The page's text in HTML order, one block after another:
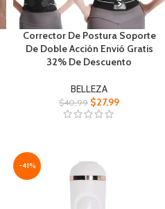
Corrector De Postura Soporte
De Doble Acción Envió Gratis
32% De Descuento
BELLEZA
$40,99 $27,99
-41%